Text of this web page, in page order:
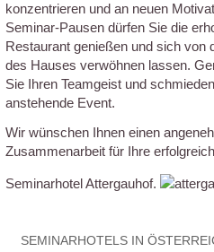
konzentrieren und an neuen
Seminar-Pausen dürfen Sie die
Restaurant genießen und sich von
des Hauses verwöhnen lassen.
Sie Ihren Teamgeist und
anstehende Event.
Wir wünschen Ihnen einen
Zusammenarbeit für Ihre
Seminarhotel Attergauhof.
SEMINARHOTELS IN